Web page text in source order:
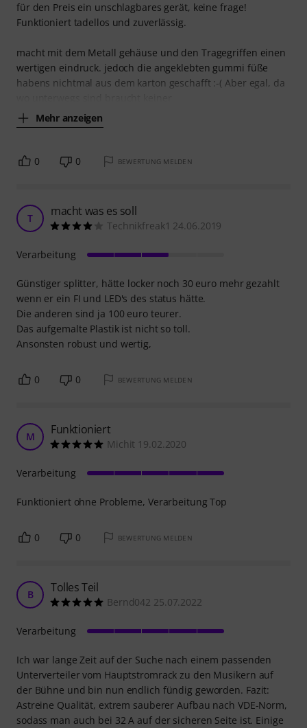
für den Preis ein unschlagbares gerät, keine frage!
Funktioniert tadellos und zuverlässig.
macht mit dem Metall gehäuse und den Tragegriffen einen
wertigen eindruck. jedoch die angeklebten gummi füße
habens nichtmal aus dem karton geschafft :-( Aber egal, da
Mehr anzeigen
0 0 BEWERTUNG MELDEN
T macht was es soll
Technikfreak1 24.06.2019
Günstiger splitter, hätte locker noch 30 euro mehr gezahlt
wenn er ein FI und LED's des status hätte.
Die anderen sind ja 100 euro teurer.
Das aufgemalte Plastik ist nicht so toll.
Ansonsten robust und wertig,
Verarbeitung
0 0 BEWERTUNG MELDEN
M Funktioniert
Michit 19.02.2020
Funktioniert ohne Probleme, Verarbeitung Top
Verarbeitung
0 0 BEWERTUNG MELDEN
B Tolles Teil
Bernd042 25.07.2022
Ich war lange Zeit auf der Suche nach einem passenden
Unterverteiler vom Hauptstromrack zu den Musikern auf
der Bühne und bin nun endlich fündig geworden. Fazit:
Astreine Qualität, extrem sauberer Aufbau nach VDE-Norm,
sodass man auch bei 32 A auf der sicheren Seite ist. Einige
Verarbeitung